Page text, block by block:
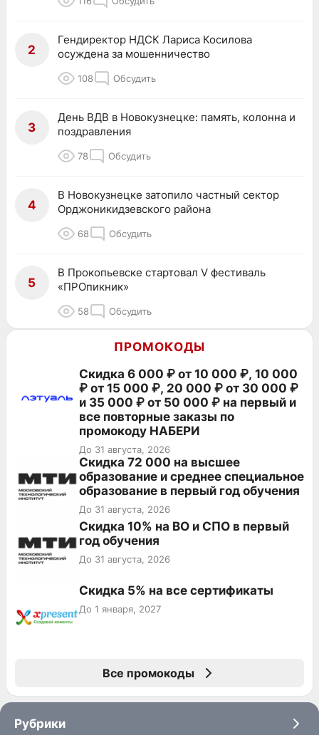
2
Гендиректор НДСК Лариса Косилова
осуждена за мошенничество
108 Обсудить
3
День ВДВ в Новокузнецке: память, колонна и
поздравления
78 Обсудить
4
В Новокузнецке затопило частный сектор
Орджоникидзевского района
68 Обсудить
5
В Прокопьевске стартовал V фестиваль
«ПРОпикник»
58 Обсудить
ПРОМОКОДЫ
Скидка 6 000 ₽ от 10 000 ₽, 10 000
₽ от 15 000 ₽, 20 000 ₽ от 30 000 ₽
и 35 000 ₽ от 50 000 ₽ на первый и
все повторные заказы по
промокоду НАБЕРИ
До 31 августа, 2026
Скидка 72 000 на высшее
образование и среднее специальное
образование в первый год обучения
До 31 августа, 2026
Скидка 10% на ВО и СПО в первый
год обучения
До 31 августа, 2026
Скидка 5% на все сертификаты
До 1 января, 2027
Все промокоды
Рубрики